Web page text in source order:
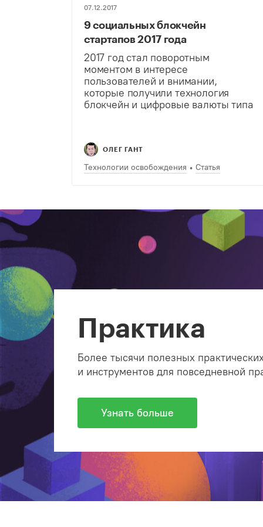
07.12.2017
9 социальных блокчейн
стартапов 2017 года
2017 год стал поворотным
моментом в интересе
пользователей и внимании,
которые получили технология
блокчейн и цифровые валюты типа
способы облегчить жизнь людей.
Только в 2016 году в эту технологию
и стартапы, с ней…
ОЛЕГ ГАНТ
Технологии освобождения Статья
Практика
Более тысячи полезных
и инструментов для повседневной
Узнать больше